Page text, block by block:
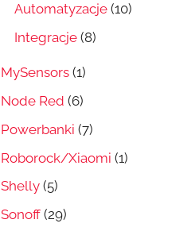
Automatyzacje (10)
Integracje (8)
MySensors (1)
Node Red (6)
Powerbanki (7)
Roborock/Xiaomi (1)
Shelly (5)
Sonoff (29)